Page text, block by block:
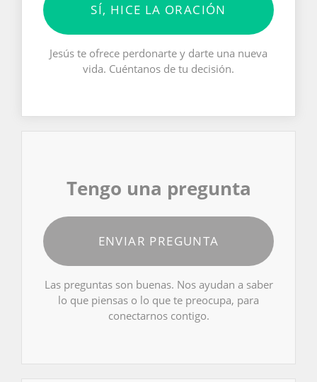
SÍ, HICE LA ORACIÓN
Jesús te ofrece perdonarte y darte una nueva
vida. Cuéntanos de tu decisión.
Tengo una pregunta
ENVIAR PREGUNTA
Las preguntas son buenas. Nos ayudan a saber
lo que piensas o lo que te preocupa, para
conectarnos contigo.